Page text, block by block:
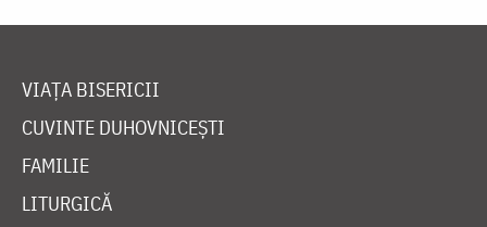
VIAȚA BISERICII
CUVINTE DUHOVNICEȘTI
FAMILIE
LITURGICĂ